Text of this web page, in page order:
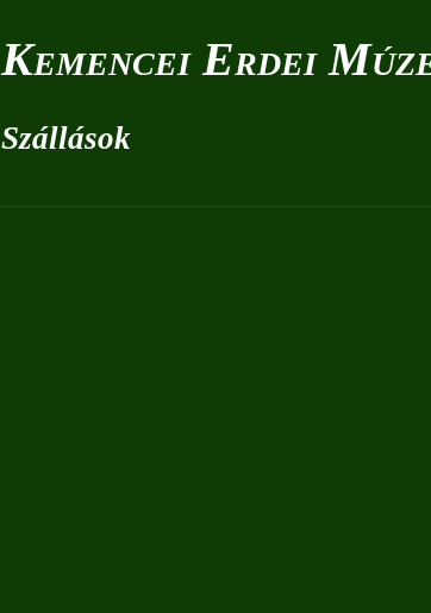
Kemencei Erdei
Szállások